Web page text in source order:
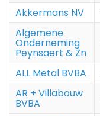
Akkermans NV
Algemene
Onderneming
Peynsaert & Zn
ALL Metal BVBA
AR + Villabouw
BVBA